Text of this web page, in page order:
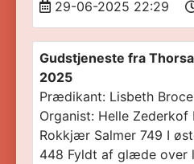
29-06-2025 22:29
Gudstjeneste fra
2025
Prædikant: Lisbeth
Organist: Helle
Rokkjær Salmer 749 I
448 Fyldt af glæde over